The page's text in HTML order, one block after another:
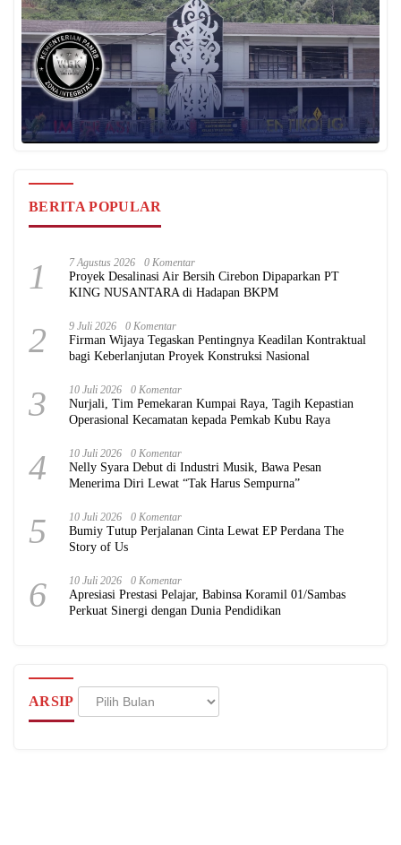
BERITA POPULAR
1 7 Agustus 2026 0 Komentar
Proyek Desalinasi Air Bersih Cirebon Dipaparkan PT
KING NUSANTARA di Hadapan BKPM
2 9 Juli 2026 0 Komentar
Firman Wijaya Tegaskan Pentingnya Keadilan Kontraktual
bagi Keberlanjutan Proyek Konstruksi Nasional
3 10 Juli 2026 0 Komentar
Nurjali, Tim Pemekaran Kumpai Raya, Tagih Kepastian
Operasional Kecamatan kepada Pemkab Kubu Raya
4 10 Juli 2026 0 Komentar
Nelly Syara Debut di Industri Musik, Bawa Pesan
Menerima Diri Lewat “Tak Harus Sempurna”
5 10 Juli 2026 0 Komentar
Bumiy Tutup Perjalanan Cinta Lewat EP Perdana The
Story of Us
6 10 Juli 2026 0 Komentar
Apresiasi Prestasi Pelajar, Babinsa Koramil 01/Sambas
Perkuat Sinergi dengan Dunia Pendidikan
ARSIP
Arsip